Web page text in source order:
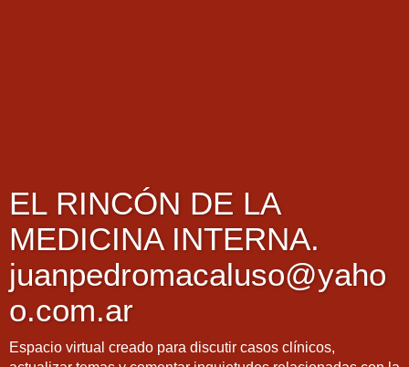
EL RINCÓN DE LA
MEDICINA INTERNA.
juanpedromacaluso@yaho
o.com.ar
Espacio virtual creado para discutir casos clínicos,